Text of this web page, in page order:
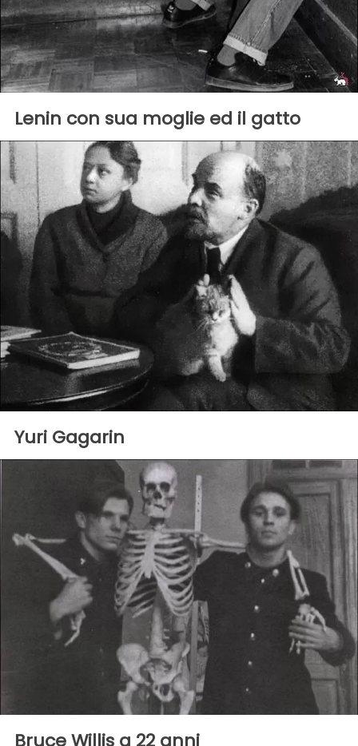
Lenin con sua moglie ed il gatto
Yuri Gagarin
Bruce Willis a 22 anni